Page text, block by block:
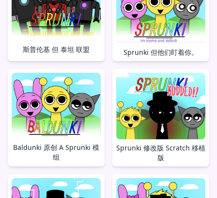
斯普伦基 但 泰坦 联盟 Sprunki 但他们盯着你。
Baldunki 原创 A Sprunki 模
组
Sprunki 修改版 Scratch 移植
版